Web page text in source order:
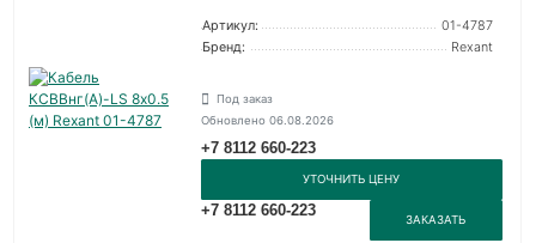
Артикул:
01-4787
Бренд:
Rexant
Под заказ
Обновлено 06.08.2026
+7 8112 660-223
УТОЧНИТЬ ЦЕНУ
+7 8112 660-223
ЗАКАЗАТЬ